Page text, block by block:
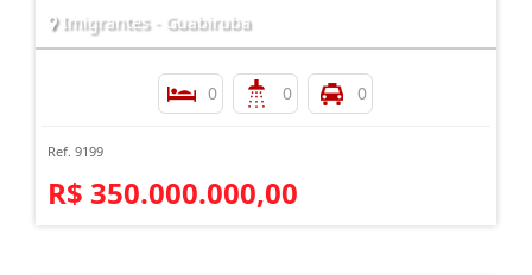
Imigrantes - Guabiruba
0 0 0
Ref. 9199
R$ 350.000.000,00